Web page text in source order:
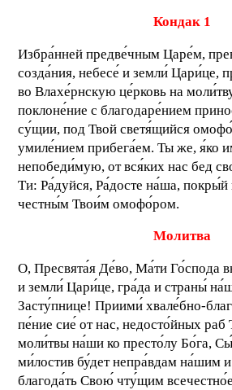
Кондак 1
Избра́нней предве́чным Царе́м,
созда́ния, небесе́ и земли́ Цари́це,
во Влахе́рнскую це́рковь на
поклоне́ние с благодаре́нием
су́щии, под Твой светя́щийся
умиле́нием прибега́ем. Ты же, я́ко
непобеди́мую, от вся́ких нас бед
Ти: Ра́дуйся, Ра́досте на́ша, покры́й
честны́м Твои́м омофо́ром.
Молитва
О, Пресвята́я Де́во, Ма́ти Го́спода
и земли́ Цари́це, гра́да и страны́
Засту́пнице! Приими́ хвале́бно-
пе́ние сие́ от нас, недосто́йных раб
моли́твы на́ши ко престо́лу Бо́га,
ми́лостив бу́дет непра́вдам на́шим
благода́ть Свою́ чту́щим